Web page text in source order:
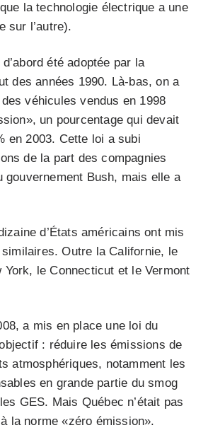
la technologie électrique a une
sur l’autre).
été adoptée par la
des années 1990. Là-bas, on a
véhicules vendus en 1998
un pourcentage qui devait
en 2003. Cette loi a subi
de la part des compagnies
gouvernement Bush, mais elle a
d’États américains ont mis
Outre la Californie, le
York, le Connecticut et le Vermont
a mis en place une loi du
: réduire les émissions de
atmosphériques, notamment les
en grande partie du smog
GES. Mais Québec n’était pas
la norme «zéro émission».